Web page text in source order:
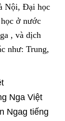
Nội, Đại học
ở nước
, và dịch
như: Trung,
Nga Việt
Ngag tiếng